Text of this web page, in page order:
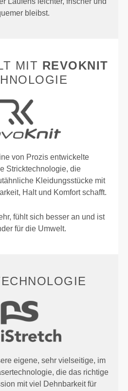
bleibst.
MIT REVOKNIT
von Prozis entwickelte
Stricktechnologie, die
Kleidungsstücke mit
Halt und Komfort schafft.
fühlt sich besser an und ist
für die Umwelt.
eigene, sehr vielseitige, im
die das richtige
mit viel Dehnbarkeit für